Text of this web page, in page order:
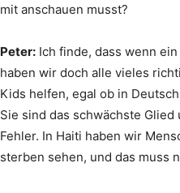
mit anschauen musst?
Peter: Ich finde, dass wenn
haben wir doch alle vieles
Kids helfen, egal ob in
Sie sind das schwächste
Fehler. In Haiti haben wir
sterben sehen, und das muss